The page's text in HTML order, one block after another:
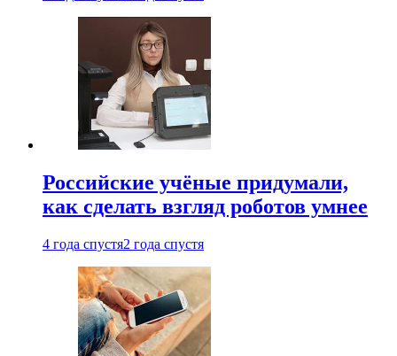
Российские учёные придумали,
как сделать взгляд роботов умнее
4 года спустя2 года спустя